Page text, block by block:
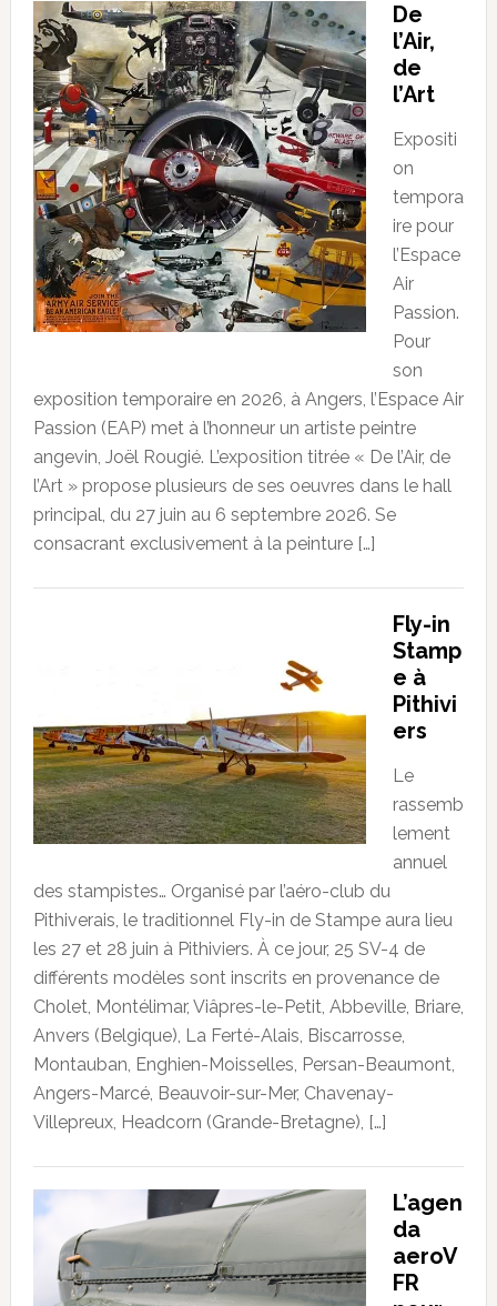
De
l’Air,
de
l’Art
Expositi
on
tempora
ire pour
l’Espace
Air
Passion.
Pour
son
exposition temporaire en 2026, à Angers, l’Espace Air
Passion (EAP) met à l’honneur un artiste peintre
angevin, Joël Rougié. L’exposition titrée « De l’Air, de
l’Art » propose plusieurs de ses oeuvres dans le hall
principal, du 27 juin au 6 septembre 2026. Se
consacrant exclusivement à la peinture […]
Fly-in
Stamp
e à
Pithivi
ers
Le
rassemb
lement
annuel
des stampistes… Organisé par l’aéro-club du
Pithiverais, le traditionnel Fly-in de Stampe aura lieu
les 27 et 28 juin à Pithiviers. À ce jour, 25 SV-4 de
différents modèles sont inscrits en provenance de
Cholet, Montélimar, Viâpres-le-Petit, Abbeville, Briare,
Anvers (Belgique), La Ferté-Alais, Biscarrosse,
Montauban, Enghien-Moisselles, Persan-Beaumont,
Angers-Marcé, Beauvoir-sur-Mer, Chavenay-
Villepreux, Headcorn (Grande-Bretagne), […]
L’agen
da
aeroV
FR